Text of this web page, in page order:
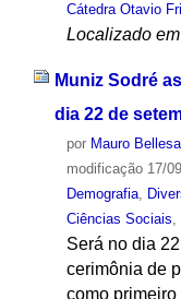
Cátedra Otavio
Localizado em
Muniz Sodré
dia 22 de
por Mauro Bellesa
modificação17/
Demografia,
Ciências Sociais,
Será no dia
cerimônia de
como